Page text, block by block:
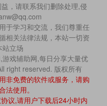
，请联系我们删除处理,侵
于学习和交流，我们尊重任
相关法律法规，本站一切资
站立场
戏辅助网,每日分享大量优
right reserved. 版权所有
非免费的软件或服务，请购
法使用。
议,请用户下载后24小时内